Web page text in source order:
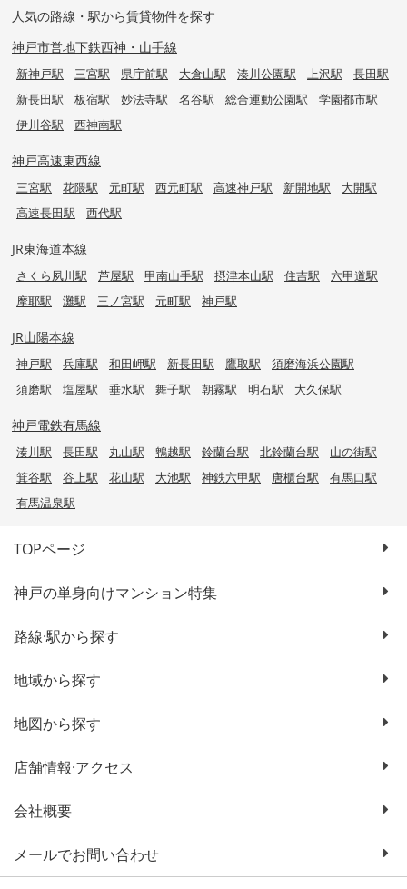
人気の路線・駅から賃貸物件を探す
神戸市営地下鉄西神・山手線
新神戸駅 三宮駅 県庁前駅 大倉山駅 湊川公園駅 上沢駅
長田駅
新長田駅
板宿駅 妙法寺駅 名谷駅 総合運動公園駅
学園都市駅
伊川谷駅
西神南駅
神戸高速東西線
三宮駅 花隈駅 元町駅 西元町駅 高速神戸駅 新開地駅
大開駅
高速長田駅
西代駅
JR東海道本線
さくら夙川駅 芦屋駅 甲南山手駅 摂津本山駅 住吉駅
六甲道駅
摩耶駅
灘駅 三ノ宮駅 元町駅 神戸駅
JR山陽本線
神戸駅 兵庫駅 和田岬駅 新長田駅 鷹取駅
須磨海浜公園駅
須磨駅
塩屋駅 垂水駅 舞子駅 朝霧駅 明石駅 大久保駅
神戸電鉄有馬線
湊川駅 長田駅 丸山駅 鵯越駅 鈴蘭台駅 北鈴蘭台駅
山の街駅
箕谷駅
谷上駅 花山駅 大池駅 神鉄六甲駅 唐櫃台駅
有馬口駅
有馬温泉駅
TOPページ
神戸の単身向けマンション特集
路線·駅から探す
地域から探す
地図から探す
店舗情報·アクセス
会社概要
メールでお問い合わせ